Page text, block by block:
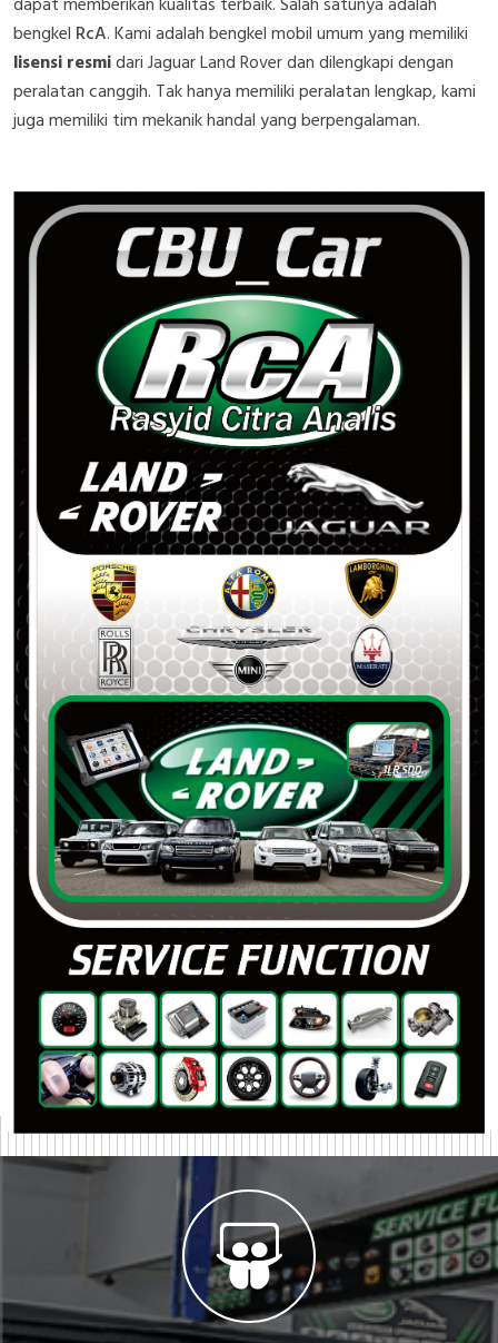
bengkel RcA. Kami adalah bengkel mobil umum yang memiliki
lisensi resmidari Jaguar Land Rover dan dilengkapi dengan
peralatan canggih. Tak hanya memiliki peralatan lengkap, kami
juga memiliki tim mekanik handal yang berpengalaman.